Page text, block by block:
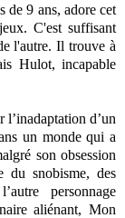
de 9 ans, adore cet
C'est suffisant
l'autre. Il trouve à
Hulot, incapable
l’inadaptation d’un
un monde qui a
son obsession
du snobisme, des
personnage
aliénant, Mon